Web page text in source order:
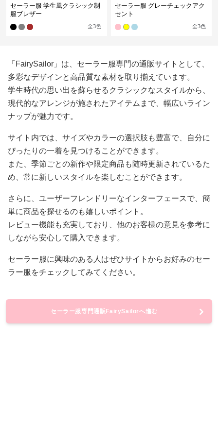
セーラー服 学生風クラシック制
服ブレザー
全3色
セーラー服 グレーチェックアク
セント
全3色
「FairySailor」は、セーラー服専門の通販サイトとして、
多彩なデザインと高品質な素材を取り揃えています。
学生時代の思い出を蘇らせるクラシックなスタイルから、
現代的なアレンジが施されたアイテムまで、幅広いライン
ナップが魅力です。
サイト内では、サイズやカラーの選択肢も豊富で、自分に
ぴったりの一着を見つけることができます。
また、季節ごとの新作や限定商品も随時更新されているた
め、常に新しいスタイルを楽しむことができます。
さらに、ユーザーフレンドリーなインターフェースで、簡
単に商品を探せるのも嬉しいポイント。
レビュー機能も充実しており、他のお客様の意見を参考に
しながら安心して購入できます。
セーラー服に興味のある人はぜひサイトからお好みのセー
ラー服をチェックしてみてください。
セーラー服専門通販FairySailorへ進む